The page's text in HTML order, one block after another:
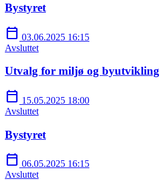
Bystyret
calendar_today 03.06.2025 16:15
Avsluttet
Utvalg for miljø og byutvikling
calendar_today 15.05.2025 18:00
Avsluttet
Bystyret
calendar_today 06.05.2025 16:15
Avsluttet